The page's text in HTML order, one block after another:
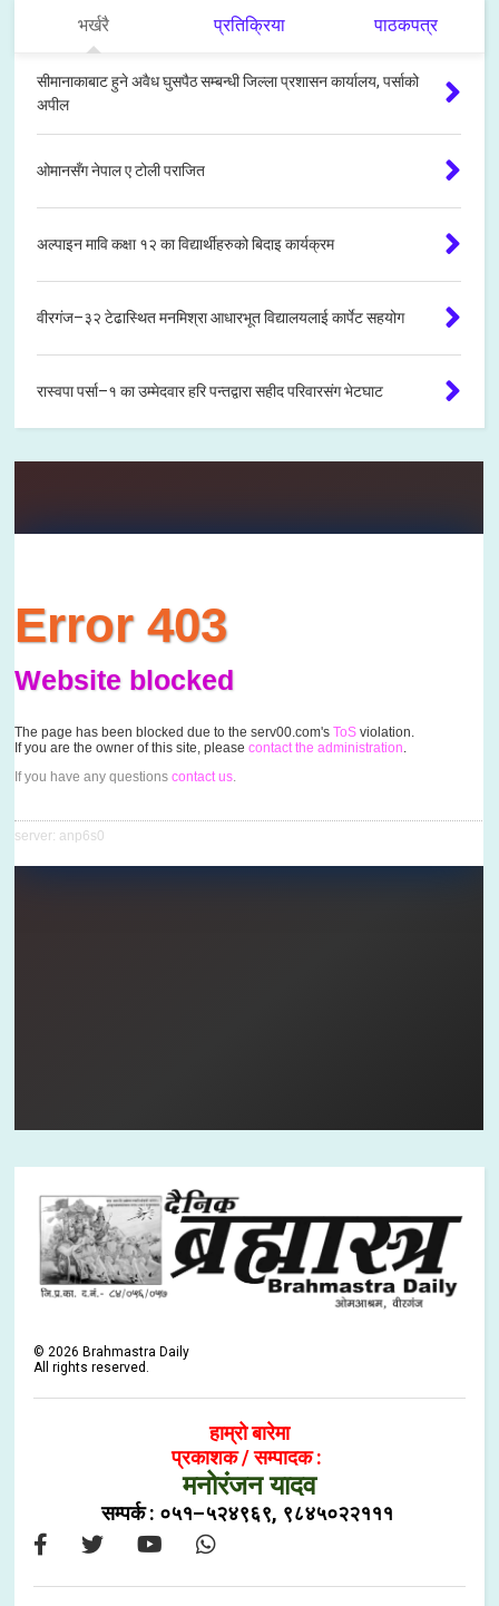
भर्खरै प्रतिक्रिया पाठकपत्र
सीमानाकाबाट हुने अवैध घुसपैठ सम्बन्धी जिल्ला प्रशासन कार्यालय, पर्साको
अपील
ओमानसँग नेपाल ए टोली पराजित
अल्पाइन मावि कक्षा १२ का विद्यार्थीहरुको बिदाइ कार्यक्रम
वीरगंज–३२ टेढास्थित मनमिश्रा आधारभूत विद्यालयलाई कार्पेट सहयोग
रास्वपा पर्सा–१ का उम्मेदवार हरि पन्तद्वारा सहीद परिवारसंग भेटघाट
© 2026 Brahmastra Daily
All rights reserved.
हाम्रो बारेमा
प्रकाशक / सम्पादक :
मनोरंजन यादव
सम्पर्क : ०५१–५२४९६९, ९८४५०२२१११